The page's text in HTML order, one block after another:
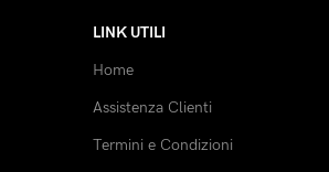
LINK UTILI
Home
Assistenza Clienti
Termini e Condizioni